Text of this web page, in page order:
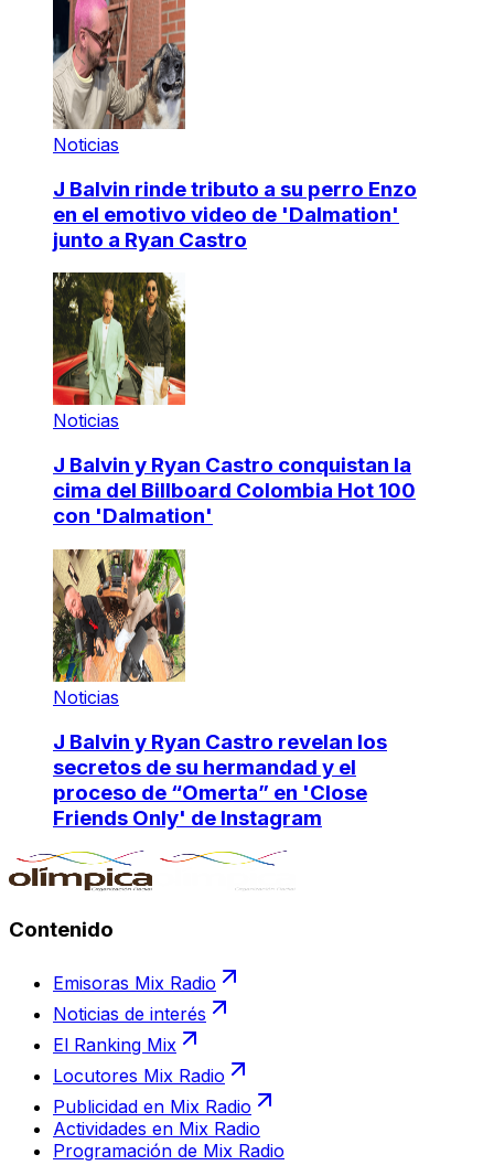
Noticias
J Balvin rinde tributo a su perro Enzo
en el emotivo video de 'Dalmation'
junto a Ryan Castro
Noticias
J Balvin y Ryan Castro conquistan la
cima del Billboard Colombia Hot 100
con 'Dalmation'
Noticias
J Balvin y Ryan Castro revelan los
secretos de su hermandad y el
proceso de “Omerta” en 'Close
Friends Only' de Instagram
Contenido
Emisoras Mix Radio
Noticias de interés
El Ranking Mix
Locutores Mix Radio
Publicidad en Mix Radio
Actividades en Mix Radio
Programación de Mix Radio